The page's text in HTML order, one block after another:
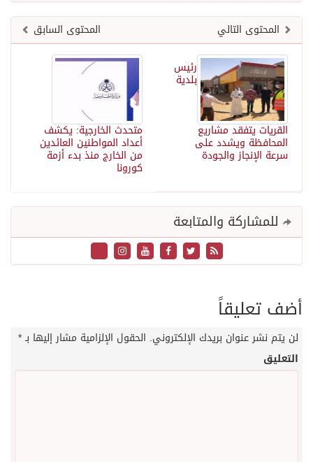
المحتوى السابق المحتوى التالي
متحدث الخارجية: يكشف
أعداد المواطنين العائدين
من الخارج منذ بدء أزمة
كورونا
رئيس
بلدية
القريات يتفقد مشاريع
المحافظة ويشدد على
سرعة الإنجاز والجودة
للمشاركة والمتابعة
أضف تعليقاً
لن يتم نشر عنوان بريدك الإلكتروني. الحقول الإلزامية مشار إليها بـ*
التعليق